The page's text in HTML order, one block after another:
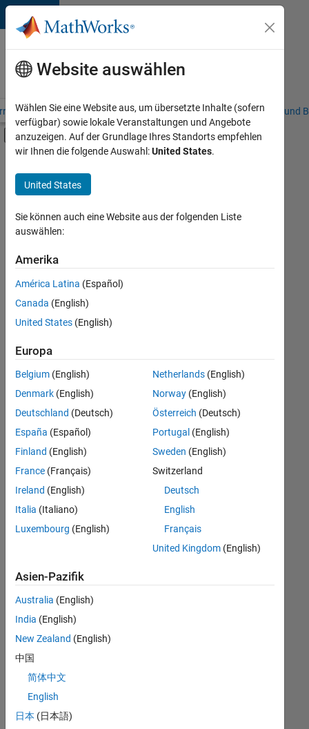
Weiter zum Inhalt
Karriere
bei
MathWorks
– Übersicht Stellensuche Niederlassungen Studierende und
Umschaltung für Off-Canvas-
Hauptinhalt
Commercial Sales
Marketing Services
Human Resources
Büro- und Verwaltungsdienste
+3
Derzeit
es
keine
offenen
Stellen,
Ihren
Suchkriterien
entsprechen.
können
die
Suchkriterien
weiter
fassen
oder
alle
Stellenangebote
anzeigen .
noch
keine
offenen
Stellen
können,
die
Ihren
entsprechen,
Website auswählen
Wählen Sie eine Website aus, um übersetzte Inhalte (sofern
verfügbar) sowie lokale Veranstaltungen und Angebote
anzuzeigen. Auf der Grundlage Ihres Standorts empfehlen
wir Ihnen die folgende Auswahl:United States.
United States
Sie können auch eine Website aus der folgenden Liste
auswählen:
Amerika
América Latina (Español)
Canada (English)
United States (English)
Europa
Belgium (English)
Denmark (English)
Deutschland (Deutsch)
España (Español)
Finland (English)
France (Français)
Ireland (English)
Italia (Italiano)
Luxembourg (English)
Netherlands(English)
Norway(English)
Österreich (Deutsch)
Portugal (English)
Sweden (English)
Switzerland
Deutsch
English
Français
United Kingdom(English)
Asien-Pazifik
Australia (English)
India (English)
New Zealand (English)
中国
简体中文
English
日本 (日本語)